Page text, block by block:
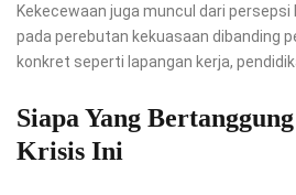
Kekecewaan juga muncul dari
pada perebutan kekuasaan dibanding
konkret seperti lapangan kerja,
Siapa Yang
Krisis Ini